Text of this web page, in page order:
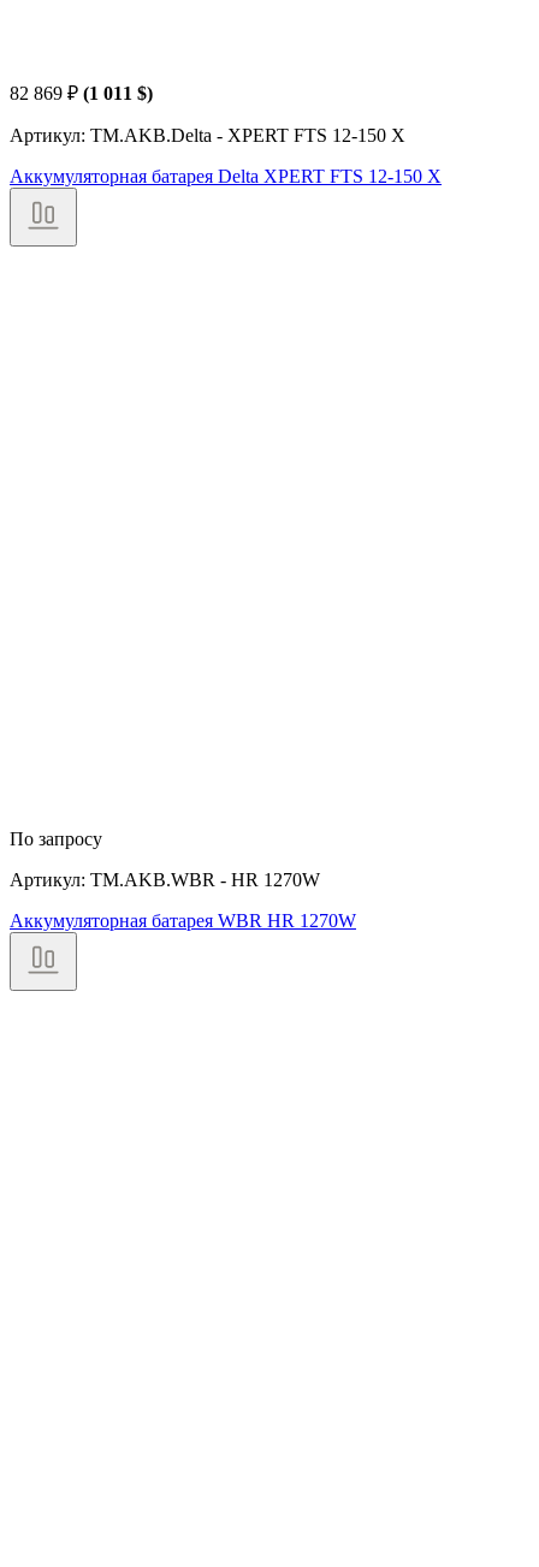
82 869 ₽ (1 011 $)
Артикул: TM.AKB.Delta - XPERT FTS 12-150 X
Аккумуляторная батарея Delta XPERT FTS 12-150 X
По запросу
Артикул: TM.AKB.WBR - HR 1270W
Аккумуляторная батарея WBR HR 1270W